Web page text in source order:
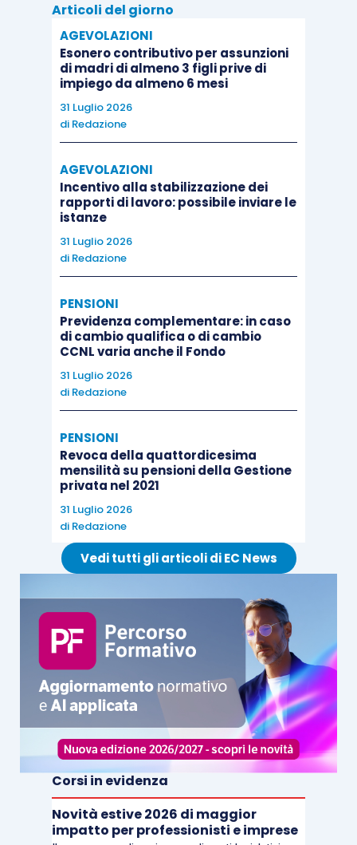
Articoli del giorno
AGEVOLAZIONI
Esonero contributivo per assunzioni
di madri di almeno 3 figli prive di
impiego da almeno 6 mesi
31 Luglio 2026
di Redazione
AGEVOLAZIONI
Incentivo alla stabilizzazione dei
rapporti di lavoro: possibile inviare le
istanze
31 Luglio 2026
di Redazione
PENSIONI
Previdenza complementare: in caso
di cambio qualifica o di cambio
CCNL varia anche il Fondo
31 Luglio 2026
di Redazione
PENSIONI
Revoca della quattordicesima
mensilità su pensioni della Gestione
privata nel 2021
31 Luglio 2026
di Redazione
Vedi tutti gli articoli di EC News
Corsi in evidenza
Novità estive 2026 di maggior
impatto per professionisti e imprese